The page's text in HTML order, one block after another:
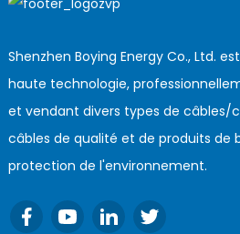
Shenzhen Boying Energy Co., Ltd.
haute technologie,
et vendant divers types de câbles/
câbles de qualité et de produits de
protection de l'environnement.